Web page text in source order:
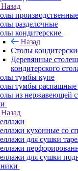
Назад
производственные
разделочные
кондитерские
Назад
Столы
Деревянные
кондитерского
тумбы купе
тумбы распашные
из нержавеющей
Назад
кухонные со
для сушки
для сушки